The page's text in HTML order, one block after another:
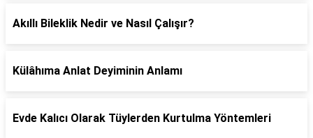
Akıllı Bileklik Nedir ve Nasıl Çalışır?
Külâhıma Anlat Deyiminin Anlamı
Evde Kalıcı Olarak Tüylerden Kurtulma Yöntemleri